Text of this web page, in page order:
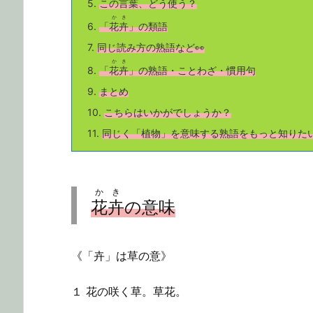
5. この言葉、どう使う？
6. 「花卉
かき
」の類語
7. 同じ読み方の熟語など👀
8. 「花卉
かき
」の熟語・ことわざ・慣用句
9. まとめ
10. こちらはいかがでしょうか？
11. 同じく「植物」を意味する熟語をもっと知りた
花卉
かき
の意味
《「卉」は草の意》
１ 花の咲く草。草花。